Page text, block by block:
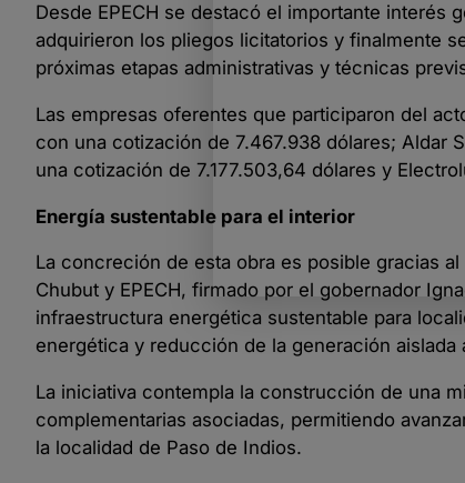
Desde EPECH se destacó el importante interés
adquirieron los pliegos licitatorios y finalmente
próximas etapas administrativas y técnicas
Las empresas oferentes que participaron del
con una cotización de 7.467.938 dólares; Aldar
una cotización de 7.177.503,64 dólares y
Energía sustentable para el interior
La concreción de esta obra es posible gracias
Chubut y EPECH, firmado por el gobernador
infraestructura energética sustentable para
energética y reducción de la generación
La iniciativa contempla la construcción de una
complementarias asociadas, permitiendo
la localidad de Paso de Indios.